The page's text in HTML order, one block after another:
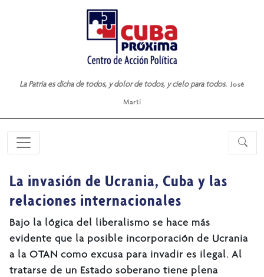
La Patria es dicha de todos, y dolor de todos, y cielo para todos. José
Martí
La invasión de Ucrania, Cuba y las
relaciones internacionales
Bajo la lógica del liberalismo se hace más
evidente que la posible incorporación de Ucrania
a la OTAN como excusa para invadir es ilegal. Al
tratarse de un Estado soberano tiene plena